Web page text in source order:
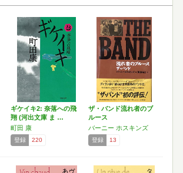
ギケイキ2: 奈落への飛
翔 (河出文庫 ま …
町田 康
登録 220
ザ・バンド流れ者のブ
ルース
バーニー ホスキンズ
登録 13